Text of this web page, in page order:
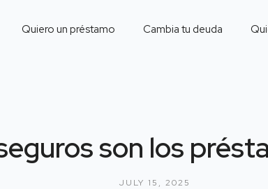
Quiero un préstamo Cambia tu deuda
son los
JULY 15, 2025